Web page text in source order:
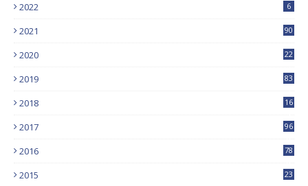
2022 6
2021 90
2020
22
2019
83
2018
16
2017
96
2016
78
2015 23